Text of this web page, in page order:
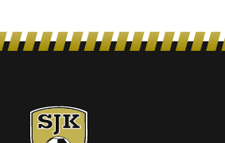
SJK-
juniorit